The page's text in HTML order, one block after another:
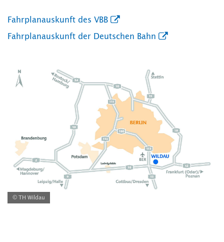
Fahrplanauskunft des VBB
Fahrplanauskunft der Deutschen Bahn
© TH Wildau